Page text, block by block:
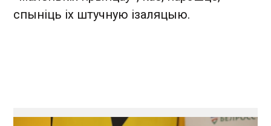
спыніць іх штучную ізаляцыю.